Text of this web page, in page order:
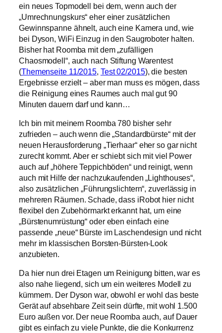
ein neues Topmodell bei dem, wenn auch der
„Umrechnungskurs“ eher einer zusätzlichen
Gewinnspanne ähnelt, auch eine Kamera und, wie
bei Dyson, WiFi Einzug in den Saugroboter halten.
Bisher hat Roomba mit dem „zufälligen
Chaosmodell“, auch nach Stiftung Warentest
(Themenseite 11/2015 Test 02/2015), die besten
Ergebnisse erzielt – aber man muss es mögen, dass
die Reinigung eines Raumes auch mal gut 90
Minuten dauern darf und kann…
Ich bin mit meinem Roomba 780 bisher sehr
zufrieden – auch wenn die „Standardbürste“ mit der
neuen Herausforderung „Tierhaar“ eher so gar nicht
zurecht kommt. Aber er schiebt sich mit viel Power
auch auf „höhere Teppichböden“ und reinigt, wenn
auch mit Hilfe der nachzukaufenden „Lighthouses“,
also zusätzlichen „Führungslichtern“, zuverlässig in
mehreren Räumen. Schade, dass iRobot hier nicht
flexibel den Zubehörmarkt erkannt hat, um eine
„Bürstenumrüstung“ oder eben einfach eine
passende „neue“ Bürste im Laschendesign und nicht
mehr im klassischen Borsten-Bürsten-Look
anzubieten.
Da hier nun drei Etagen um Reinigung bitten, war es
also nahe liegend, sich um ein weiteres Modell zu
kümmern. Der Dyson war, obwohl er wohl das beste
Gerät auf absehbare Zeit sein dürfte, mit wohl 1.500
Euro außen vor. Der neue Roomba auch, auf Dauer
gibt es einfach zu viele Punkte, die die Konkurrenz